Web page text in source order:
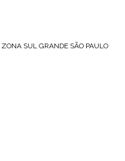
ZONA SUL GRANDE SÃO PAULO